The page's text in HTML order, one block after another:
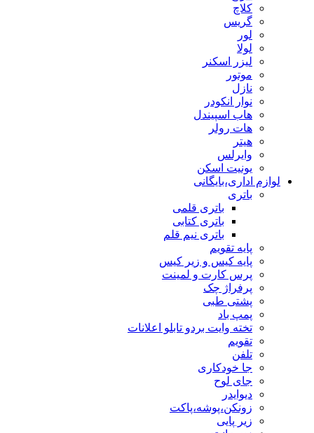
کلاچ
گریس
لور
لولا
لیزر اسکنر
موتور
نازل
نوار انکودر
هاب اسپیندل
هات رولر
هیتر
وایرلس
یونیت اسکن
لوازم اداری،بایگانی
باتری
باتری قلمی
باتری کتابی
باتری نیم قلم
پایه تقویم
پایه کیس و زیر کیس
پرس کارت و لمینت
پرفراژ چک
پشتی طبی
پمپ باد
تخته وایت بردو تابلو اعلانات
تقویم
تلفن
جا خودکاری
جای لوح
دیوایدر
زونکن،پوشه،پاکت
زیر پایی